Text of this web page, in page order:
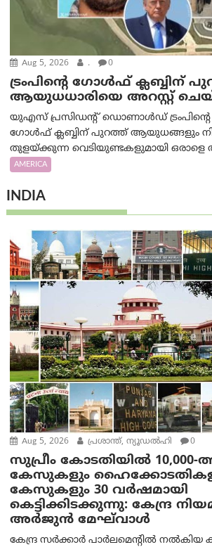
Aug 5, 2026 . 0
ട്രംപിന്റെ ഗോൾഫ് ക്ലബ്ബിന്
ആയുധധാരിയെ അറസ്റ്റ്
യുഎസ് പ്രസിഡന്റ് ഡൊണാൾഡ്
ഗോൾഫ് ക്ലബ്ബിന് പുറത്ത് ആയുധങ്ങളും
തുളയ്ക്കുന്ന വെടിയുണ്ടകളുമായി ഒരാളെ
AMERICA
INDIA
Aug 5, 2026 പ്രശാന്ത്, ന്യൂഡല്‍ഹി 0
സുപ്രീം കോടതിയിൽ 10,000-
കേസുകളും
കേസുകളും 30 വർഷമായി
കെട്ടിക്കിടക്കുന്നു: കേന്ദ്ര
അര്‍ജുന്‍ മേഘ്‌വാള്‍
കേന്ദ്ര സർക്കാർ പാർലമെന്റിൽ